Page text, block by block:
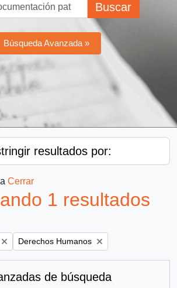
Buscar
Búsqueda Avanzada »
resultados por:
Cerrar
1 resultados
Remove filter:
Derechos Humanos
de búsqueda